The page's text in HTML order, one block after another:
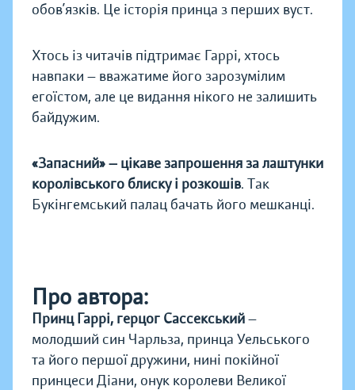
обов’язків. Це історія принца з перших вуст.
Хтось із читачів підтримає Гаррі, хтось
навпаки — вважатиме його зарозумілим
егоїстом, але це видання нікого не залишить
байдужим.
«Запасний» — цікаве запрошення за лаштунки
королівського блиску і розкошів. Так
Букінгемський палац бачать його мешканці.
Про автора:
Принц Гаррі, герцог Сассекський—
молодший син Чарльза, принца Уельського
та його першої дружини, нині покійної
принцеси Діани, онук королеви Великої